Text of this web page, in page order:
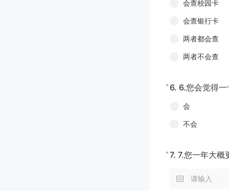
会查校园卡
会查银行卡
两者都会查
两者不会查
* 6. 6.您会觉得
会
不会
*7. 7.您一年大概